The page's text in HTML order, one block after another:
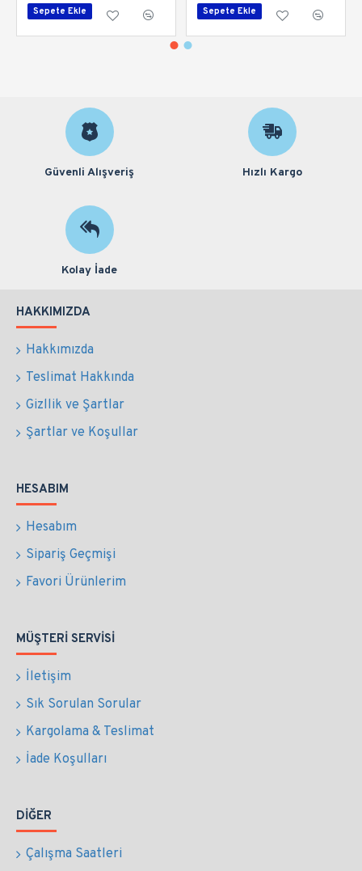
Sepete Ekle Sepete Ekle
Güvenli Alışveriş Hızlı Kargo
Kolay İade
HAKKIMIZDA
Hakkımızda
Teslimat Hakkında
Gizllik ve Şartlar
Şartlar ve Koşullar
HESABIM
Hesabım
Sipariş Geçmişi
Favori Ürünlerim
MÜŞTERI SERVISI
İletişim
Sık Sorulan Sorular
Kargolama & Teslimat
İade Koşulları
DIĞER
Çalışma Saatleri